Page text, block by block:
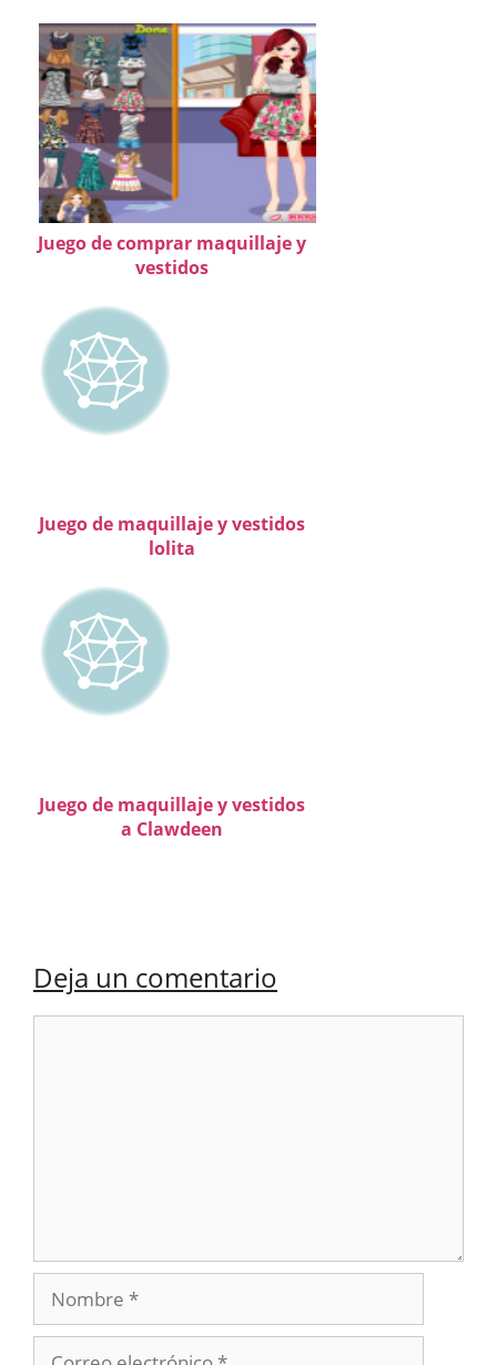
Juego de comprar maquillaje y
vestidos
Juego de maquillaje y vestidos
lolita
Juego de maquillaje y vestidos
a Clawdeen
Deja un comentario
Nombre